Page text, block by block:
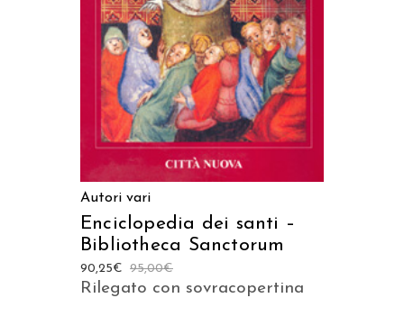
AGGIUNGI AL CARRELLO
Autori vari
Enciclopedia dei santi –
Bibliotheca Sanctorum
95,00€
90,25€
Rilegato con sovracopertina